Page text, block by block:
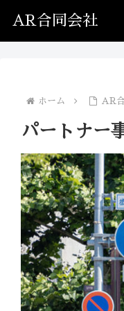
AR合同会社
ホーム AR
パートナー